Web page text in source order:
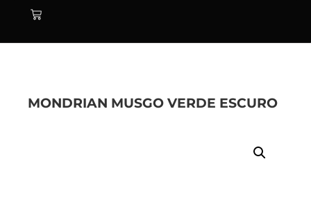
MONDRIAN MUSGO VERDE ESCURO